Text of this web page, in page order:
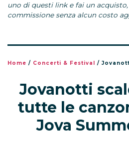
uno di questi link e fai un
commissione senza alcun costo
Home / Concerti & Festival / Jovanotti
Jovanotti
tutte le
Jova